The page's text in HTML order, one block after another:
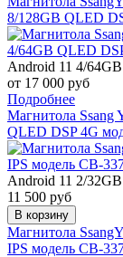
8/128GB QLED
Android 11 4/
от 17 000 руб
Подробнее
Магнитола Ssang
QLED DSP 4G
Android 11 2/
11 500 руб
В корзину
Магнитола
IPS модель CB-